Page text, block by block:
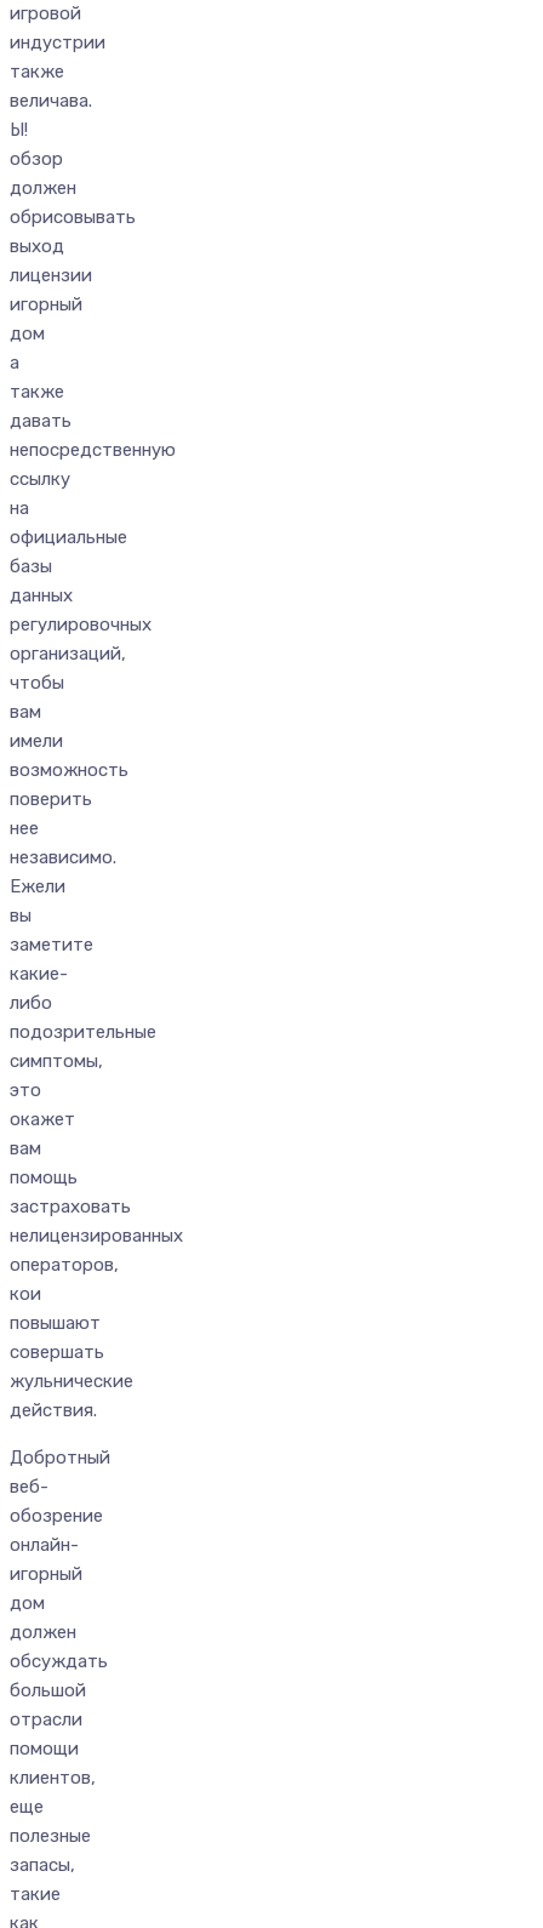
игровой
индустрии
также
величава.
Ы!
обзор
должен
обрисовывать
выход
лицензии
игорный
дом
а
также
давать
непосредственную
ссылку
на
официальные
базы
данных
регулировочных
организаций,
чтобы
вам
имели
возможность
поверить
нее
независимо.
Ежели
вы
заметите
какие-
либо
подозрительные
симптомы,
это
окажет
вам
помощь
застраховать
нелицензированных
операторов,
кои
повышают
совершать
жульнические
действия.
Добротный
веб-
обозрение
онлайн-
игорный
дом
должен
обсуждать
большой
отрасли
помощи
клиентов,
еще
полезные
запасы,
такие
как